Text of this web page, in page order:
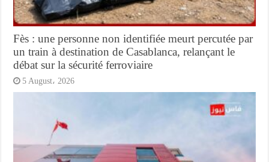
Fès : une personne non identifiée meurt percutée par
un train à destination de Casablanca, relançant le
débat sur la sécurité ferroviaire
5 August، 2026